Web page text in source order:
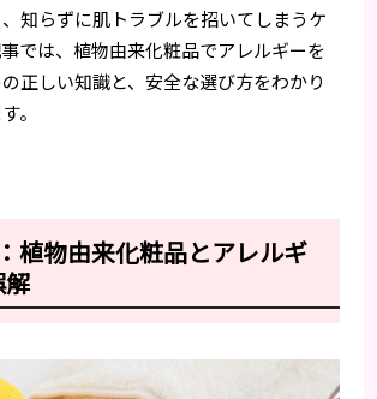
知らずに肌トラブルを招いてしまうケ
では、植物由来化粧品でアレルギーを
正しい知識と、安全な選び方をわかり
。
植物由来化粧品とアレルギ
解